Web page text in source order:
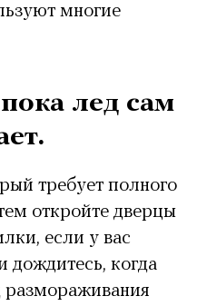
многие
лед сам
требует полного
откройте дверцы
если у вас
когда
размораживания